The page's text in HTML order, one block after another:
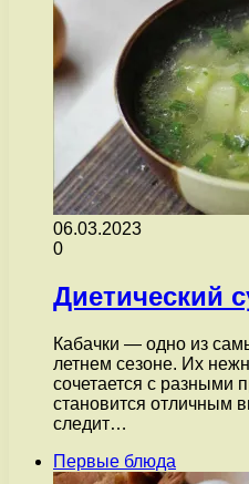
06.03.2023
0
Диетический
Кабачки — одно из
летнем сезоне. Их
сочетается с разными
становится отличным
следит…
Первые блюда